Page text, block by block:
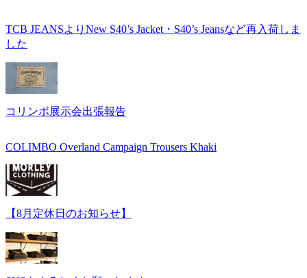
TCB JEANSよりNew S40’s Jacket・S40’s Jeansなど再入荷しま
した
コリンボ展示会出張報告
COLIMBO Overland Campaign Trousers Khaki
【8月定休日のお知らせ】